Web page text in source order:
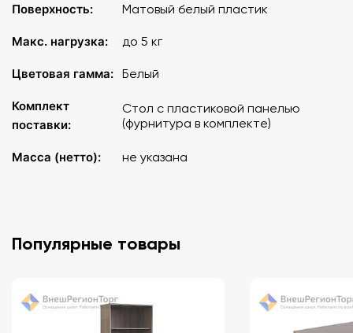
Поверхность: Матовый белый пластик
Макс. нагрузка: до 5 кг
Цветовая гамма: Белый
Комплект
поставки:
Стол с пластиковой панелью
(фурнитура в комплекте)
Масса (нетто): не указана
Популярные товары